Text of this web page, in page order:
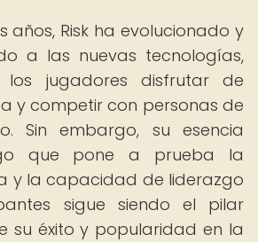
años, Risk ha evolucionado y
a las nuevas tecnologías,
los jugadores disfrutar de
y competir con personas de
Sin embargo, su esencia
que pone a prueba la
y la capacidad de liderazgo
sigue siendo el pilar
su éxito y popularidad en la